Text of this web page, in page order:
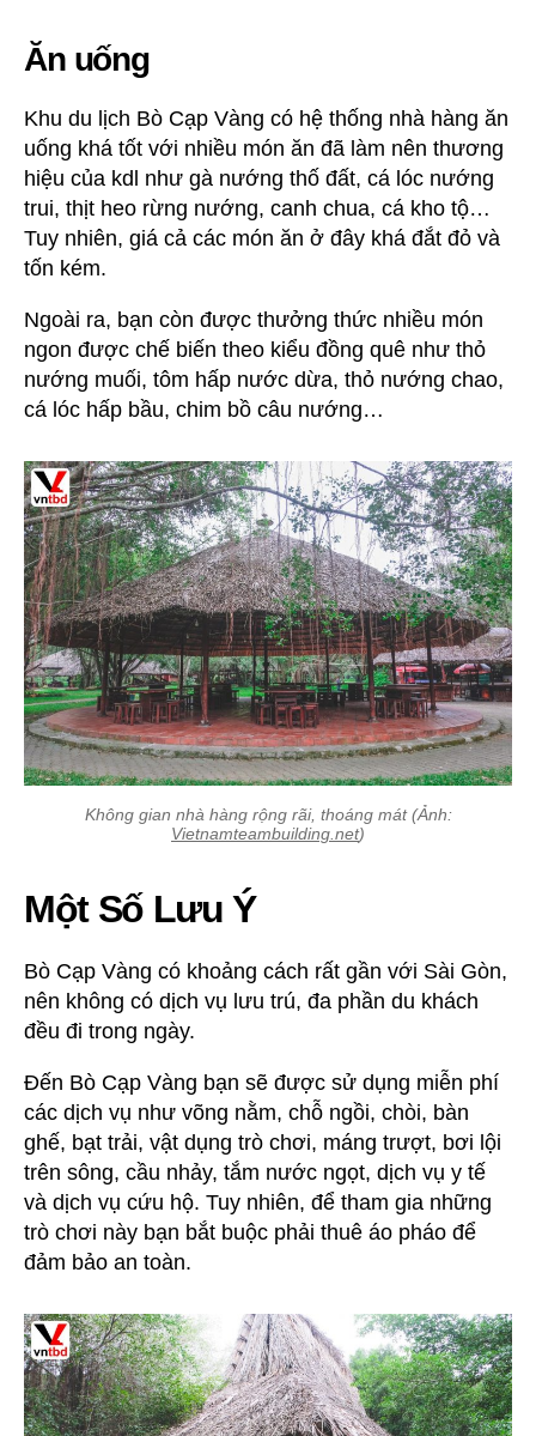
Ăn uống
Khu du lịch Bò Cạp Vàng có hệ thống nhà hàng ăn
uống khá tốt với nhiều món ăn đã làm nên thương
hiệu của kdl như gà nướng thố đất, cá lóc nướng
trui, thịt heo rừng nướng, canh chua, cá kho tộ…
Tuy nhiên, giá cả các món ăn ở đây khá đắt đỏ và
tốn kém.
Ngoài ra, bạn còn được thưởng thức nhiều món
ngon được chế biến theo kiểu đồng quê như thỏ
nướng muối, tôm hấp nước dừa, thỏ nướng chao,
cá lóc hấp bầu, chim bồ câu nướng…
Không gian nhà hàng rộng rãi, thoáng mát (Ảnh:
Vietnamteambuilding.net)
Một Số Lưu Ý
Bò Cạp Vàng có khoảng cách rất gần với Sài Gòn,
nên không có dịch vụ lưu trú, đa phần du khách
đều đi trong ngày.
Đến Bò Cạp Vàng bạn sẽ được sử dụng miễn phí
các dịch vụ như võng nằm, chỗ ngồi, chòi, bàn
ghế, bạt trải, vật dụng trò chơi, máng trượt, bơi lội
trên sông, cầu nhảy, tắm nước ngọt, dịch vụ y tế
và dịch vụ cứu hộ. Tuy nhiên, để tham gia những
trò chơi này bạn bắt buộc phải thuê áo pháo để
đảm bảo an toàn.